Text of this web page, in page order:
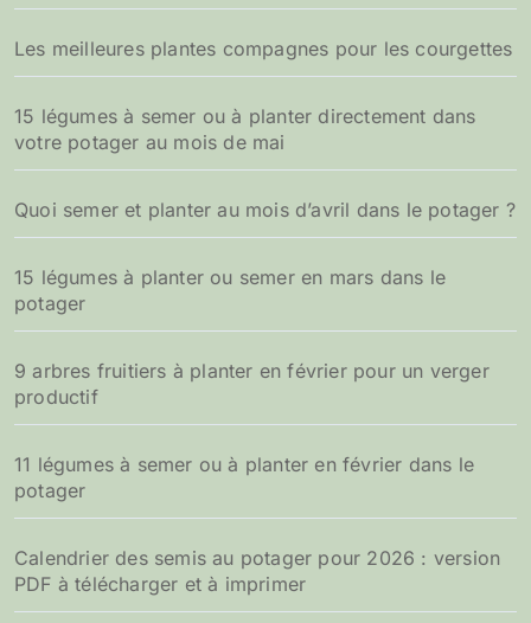
Les meilleures plantes compagnes pour les courgettes
15 légumes à semer ou à planter directement dans
votre potager au mois de mai
Quoi semer et planter au mois d’avril dans le potager ?
15 légumes à planter ou semer en mars dans le
potager
9 arbres fruitiers à planter en février pour un verger
productif
11 légumes à semer ou à planter en février dans le
potager
Calendrier des semis au potager pour 2026 : version
PDF à télécharger et à imprimer